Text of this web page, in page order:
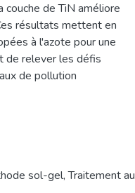
de TiN améliore
résultats mettent en
à l'azote pour une
de relever les défis
de pollution
sol-gel,Traitement au